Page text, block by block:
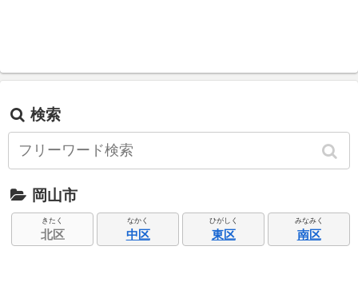
検索
岡山市
きたく
北区
なかく
中区
ひがしく
東区
みなみく
南区